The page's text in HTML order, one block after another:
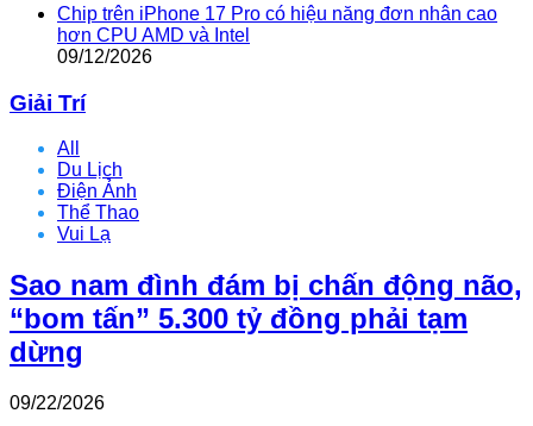
Chip trên iPhone 17 Pro có hiệu năng đơn nhân cao
hơn CPU AMD và Intel
09/12/2026
Giải Trí
All
Du Lịch
Điện Ảnh
Thể Thao
Vui Lạ
Sao nam đình đám bị chấn động não,
“bom tấn” 5.300 tỷ đồng phải tạm
dừng
09/22/2026